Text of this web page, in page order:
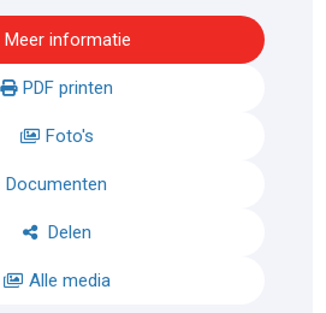
Meer informatie
PDF printen
Foto's
Documenten
Delen
Alle media